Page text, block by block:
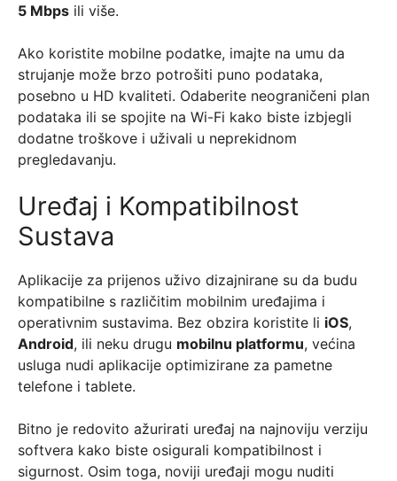
5 Mbps ili više.
Ako koristite mobilne podatke, imajte na umu da
strujanje može brzo potrošiti puno podataka,
posebno u HD kvaliteti. Odaberite neograničeni plan
podataka ili se spojite na Wi-Fi kako biste izbjegli
dodatne troškove i uživali u neprekidnom
pregledavanju.
Uređaj i Kompatibilnost
Sustava
Aplikacije za prijenos uživo dizajnirane su da budu
kompatibilne s različitim mobilnim uređajima i
operativnim sustavima. Bez obzira koristite li iOS,
Android, ili neku drugu mobilnu platformu, većina
usluga nudi aplikacije optimizirane za pametne
telefone i tablete.
Bitno je redovito ažurirati uređaj na najnoviju verziju
softvera kako biste osigurali kompatibilnost i
sigurnost. Osim toga, noviji uređaji mogu nuditi